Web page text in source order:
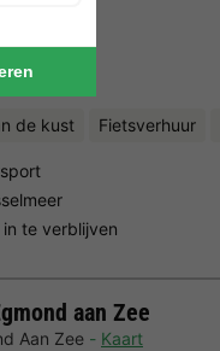
de kust Fietsverhuur
te verblijven
aan Zee
Aan Zee
Kaart